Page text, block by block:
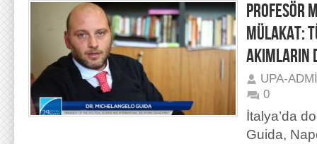
PROFESÖR
MÜLAKAT:
AKIMLARIN
UPA-
0
İtalya’da
Guida,